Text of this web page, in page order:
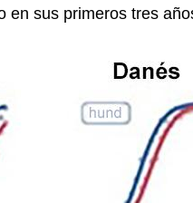
en sus primeros tres